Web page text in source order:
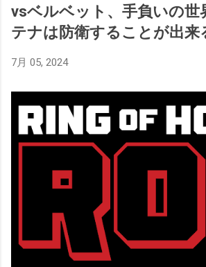
vsベルベット、手負いの世
テナは防衛することが出来
7月 05, 2024